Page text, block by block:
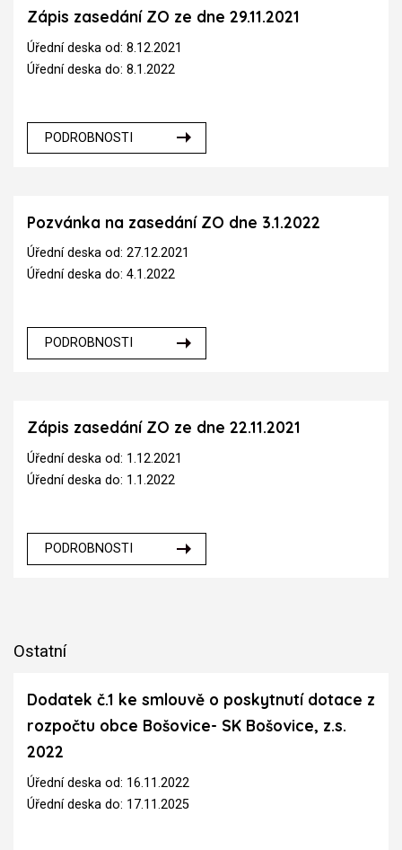
Zápis zasedání ZO ze dne 29.11.2021
Úřední deska od: 8.12.2021
Úřední deska do: 8.1.2022
PODROBNOSTI
Pozvánka na zasedání ZO dne 3.1.2022
Úřední deska od: 27.12.2021
Úřední deska do: 4.1.2022
PODROBNOSTI
Zápis zasedání ZO ze dne 22.11.2021
Úřední deska od: 1.12.2021
Úřední deska do: 1.1.2022
PODROBNOSTI
Ostatní
Dodatek č.1 ke smlouvě o poskytnutí dotace z
rozpočtu obce Bošovice- SK Bošovice, z.s.
2022
Úřední deska od: 16.11.2022
Úřední deska do: 17.11.2025